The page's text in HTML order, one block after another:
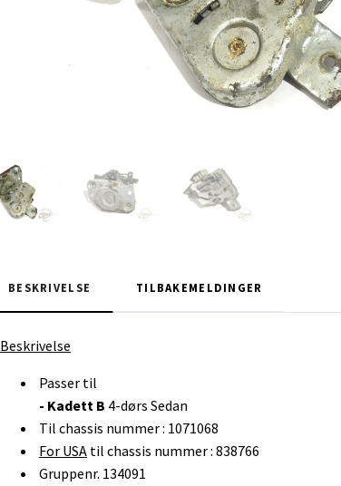
BESKRIVELSE TILBAKEMELDINGER
Beskrivelse
Passer til
- Kadett B 4-dørs Sedan
Til chassis nummer : 1071068
For USA til chassis nummer : 838766
Gruppenr. 134091